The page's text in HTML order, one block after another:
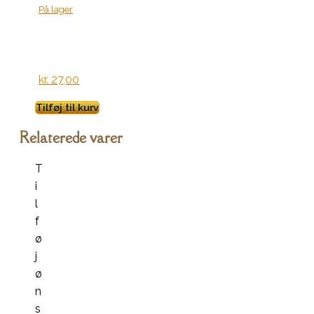
På lager
kr. 27,00
Tilføj til kurv
Relaterede varer
T
i
l
f
ø
j
ø
n
s